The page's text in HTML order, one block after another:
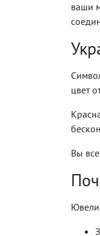
ваши
цвет
Вы